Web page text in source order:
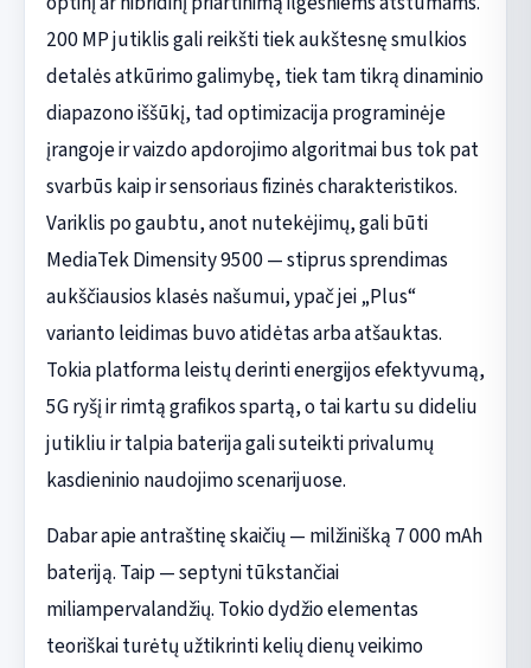
200 MP jutiklis gali reikšti tiek aukštesnę smulkios
detalės atkūrimo galimybę, tiek tam tikrą dinaminio
diapazono iššūkį, tad optimizacija programinėje
įrangoje ir vaizdo apdorojimo algoritmai bus tok pat
svarbūs kaip ir sensoriaus fizinės charakteristikos.
Variklis po gaubtu, anot nutekėjimų, gali būti
MediaTek Dimensity 9500 — stiprus sprendimas
aukščiausios klasės našumui, ypač jei „Plus“
varianto leidimas buvo atidėtas arba atšauktas.
Tokia platforma leistų derinti energijos efektyvumą,
5G ryšį ir rimtą grafikos spartą, o tai kartu su dideliu
jutikliu ir talpia baterija gali suteikti privalumų
kasdieninio naudojimo scenarijuose.
Dabar apie antraštinę skaičių — milžinišką 7 000 mAh
bateriją. Taip — septyni tūkstančiai
miliampervalandžių. Tokio dydžio elementas
teoriškai turėtų užtikrinti kelių dienų veikimo